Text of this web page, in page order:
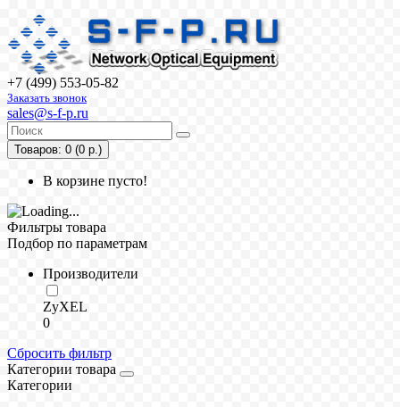
+7 (499) 553-05-82
Заказать звонок
sales@s-f-p.ru
Товаров: 0 (0 р.)
В корзине пусто!
Фильтры товара
Подбор по параметрам
Производители
ZyXEL
0
Сбросить фильтр
Категории товара
Категории